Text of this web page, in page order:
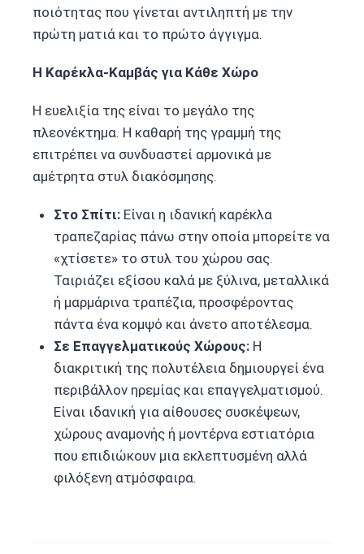
ποιότητας που γίνεται αντιληπτή με την
πρώτη ματιά και το πρώτο άγγιγμα.
Η Καρέκλα-Καμβάς για Κάθε Χώρο
Η ευελιξία της είναι το μεγάλο της
πλεονέκτημα. Η καθαρή της γραμμή της
επιτρέπει να συνδυαστεί αρμονικά με
αμέτρητα στυλ διακόσμησης.
Στο Σπίτι:Είναι η ιδανική καρέκλα
τραπεζαρίας πάνω στην οποία μπορείτε να
«χτίσετε» το στυλ του χώρου σας.
Ταιριάζει εξίσου καλά με ξύλινα, μεταλλικά
ή μαρμάρινα τραπέζια, προσφέροντας
πάντα ένα κομψό και άνετο αποτέλεσμα.
Σε Επαγγελματικούς Χώρους:Η
διακριτική της πολυτέλεια δημιουργεί ένα
περιβάλλον ηρεμίας και επαγγελματισμού.
Είναι ιδανική για αίθουσες συσκέψεων,
χώρους αναμονής ή μοντέρνα εστιατόρια
που επιδιώκουν μια εκλεπτυσμένη αλλά
φιλόξενη ατμόσφαιρα.